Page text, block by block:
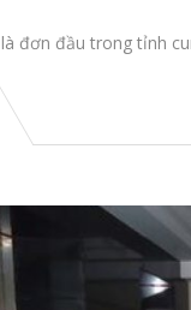
đơn đầu trong tỉnh